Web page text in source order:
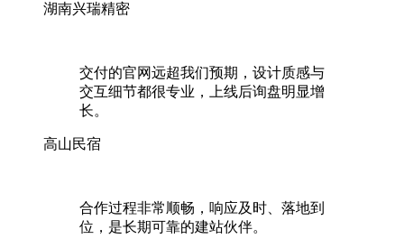
湖南兴瑞精密
交付的官网远超我们预期，设计质感与
交互细节都很专业，上线后询盘明显增
长。
高山民宿
合作过程非常顺畅，响应及时、落地到
位，是长期可靠的建站伙伴。